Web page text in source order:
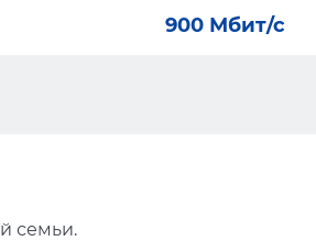
900 Мбит/с
семьи.